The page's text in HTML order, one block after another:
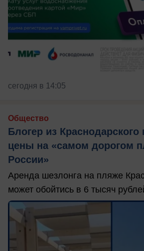
сегодня в 14:05
Общество
Блогер из Краснодарского
цены на «самом дорогом
России»
Аренда шезлонга на пляже
может обойтись в 6 тысяч